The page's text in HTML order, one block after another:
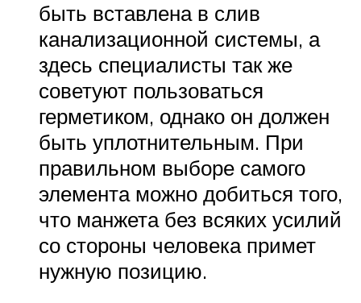
быть вставлена в слив
канализационной системы, а
здесь специалисты так же
советуют пользоваться
герметиком, однако он должен
быть уплотнительным. При
правильном выборе самого
элемента можно добиться того,
что манжета без всяких усилий
со стороны человека примет
нужную позицию.